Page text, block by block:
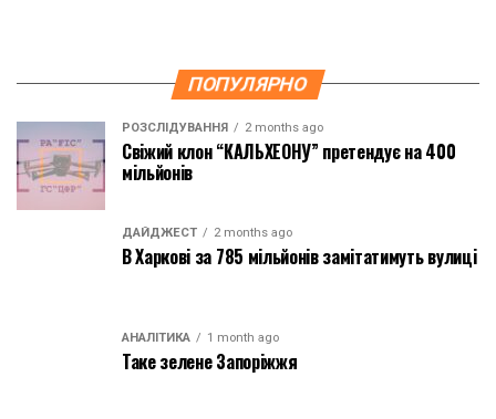
ПОПУЛЯРНО
РОЗСЛІДУВАННЯ 2 months ago
Свіжий клон “КАЛЬХЕОНУ” претендує на 400
мільйонів
ДАЙДЖЕСТ 2 months ago
В Харкові за 785 мільйонів замітатимуть вулиці
АНАЛІТИКА 1 month ago
Таке зелене Запоріжжя